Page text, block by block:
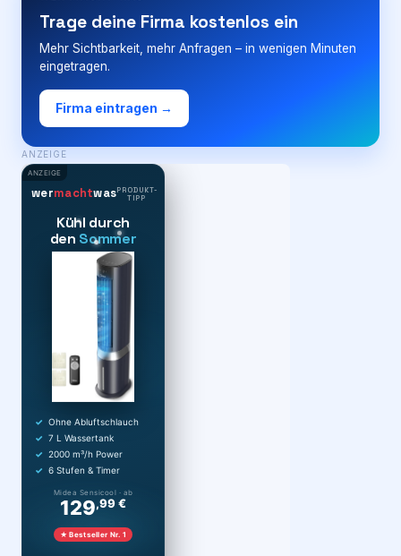
Trage deine Firma kostenlos ein
Mehr Sichtbarkeit, mehr Anfragen – in wenigen Minuten
eingetragen.
Firma eintragen →
ANZEIGE
ANZEIGE
wermachtwasPRODUKT-
TIPP
Kühl durch
den Sommer
Ohne Abluftschlauch
7 L Wassertank
2000 m³/h Power
6 Stufen & Timer
Midea Sensicool · ab
129,99 €
★ Bestseller Nr. 1